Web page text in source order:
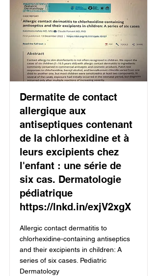
Dermatite de contact
allergique aux
antiseptiques contenant
de la chlorhexidine et à
leurs excipients chez
l'enfant : une série de
six cas. Dermatologie
pédiatrique
https://lnkd.in/exjV2xgX
Allergic contact dermatitis to
chlorhexidine-containing antiseptics
and their excipients in children: A
series of six cases. Pediatric
Dermatology